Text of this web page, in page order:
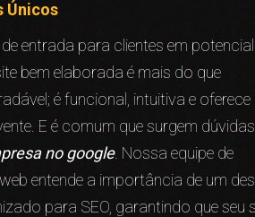
Únicos
entrada para clientes em
bem elaborada é mais do que
é funcional, intuitiva e oferece
E é comum que surgem dúvidas
no google. Nossa equipe de
entende a importância de um
para SEO, garantindo que seu